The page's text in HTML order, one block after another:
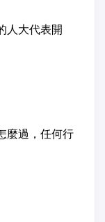
人大代表開
麼過，任何行